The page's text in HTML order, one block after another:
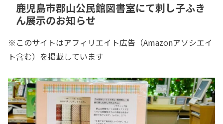
鹿児島市郡山公民館図書室にて刺し子ふき
ん展示のお知らせ
※このサイトはアフィリエイト広告（Amazonアソシエイ
ト含む）を掲載しています